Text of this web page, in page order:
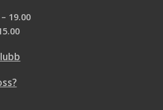
19.00